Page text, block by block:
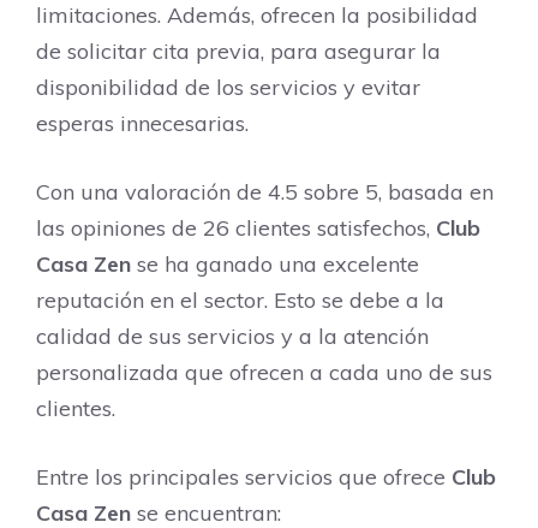
limitaciones. Además, ofrecen la posibilidad
de solicitar cita previa, para asegurar la
disponibilidad de los servicios y evitar
esperas innecesarias.
Con una valoración de 4.5 sobre 5, basada en
las opiniones de 26 clientes satisfechos, Club
Casa Zen se ha ganado una excelente
reputación en el sector. Esto se debe a la
calidad de sus servicios y a la atención
personalizada que ofrecen a cada uno de sus
clientes.
Entre los principales servicios que ofrece Club
Casa Zen se encuentran: